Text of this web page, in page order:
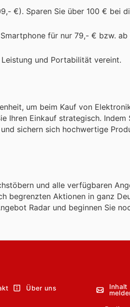
€). Sparen Sie über 100 € bei
für nur 79,- € bzw.
und Portabilität vereint.
um beim Kauf von
Ihren Einkauf strategisch. Indem
sichern sich hochwertige
und alle verfügbaren
begrenzten Aktionen in ganz
Radar und beginnen Sie
Über uns
Inhalt